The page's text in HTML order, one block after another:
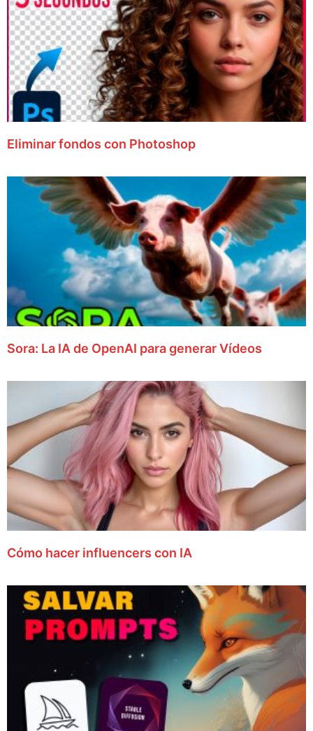
Eliminar fondos con Photoshop
Sora: La IA de OpenAI para generar Vídeos
Cómo hacer influencers con IA